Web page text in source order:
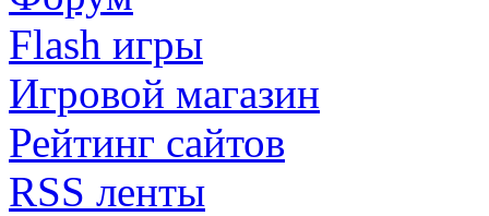
Flash игры
Игровой магазин
Рейтинг сайтов
RSS ленты